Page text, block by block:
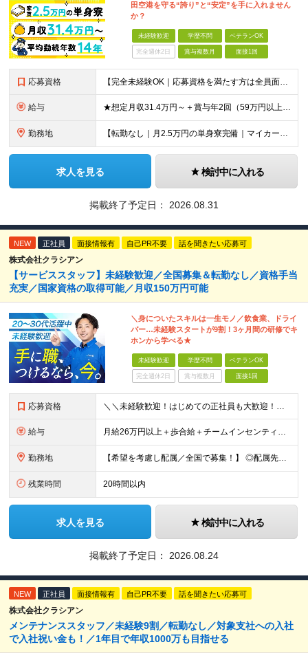
田空港を守る“誇り”と“安定”を手に入れません
か？
未経験歓迎 学歴不問 ベテランOK
完全週休2日 賞与複数月 面接1回
応募資格 【完全未経験OK｜応募資格を満たす方は全員面接！】 ◎学歴不問／前職不問／転職回数不問 ◎自動車免許・英語力なども一切不問 ◎58歳以下の方（長期のキャリア形成を図るため） ブランクがある方、正社員
給与 ★想定月収31.4万円～＋賞与年2回（59万円以上） ★入社お祝い金15万円支給 ★水道+光熱費無料の家賃がリーズナブルな社員寮(単身寮)あり！ 月給24万5000円以上(基本給21万1000円＋業
勤務地 【転勤なし｜月2.5万円の単身寮完備｜マイカー・バイク通勤OK】 成田空港または空港関連施設での勤務となります。 お住まいや希望を考慮し、千葉市美浜区・四街道市への配属となる場合もあります。 【本社
求人を見る 検討中に入れる
掲載終了予定日： 2026.08.31
NEW 正社員 面接情報有 自己PR不要 話を聞きたい応募可
株式会社クラシアン
【サービススタッフ】未経験歓迎／全国募集＆転勤なし／資格手当
充実／国家資格の取得可能／月収150万円可能
＼身についたスキルは一生モノ／飲食業、ドライ
バー…未経験スタートが9割！3ヶ月間の研修でキ
ホンから学べる★
未経験歓迎 学歴不問 ベテランOK
完全週休2日 賞与複数月 面接1回
応募資格 ＼＼未経験歓迎！はじめての正社員も大歓迎！／／ ★業種・職種未経験歓迎 ★学歴不問 ★社会人デビュー・フリーターOK ＜応募条件＞ ■普通自動車免許（AT限定可） ＊1人1台、社用車を貸与します。
給与 月給26万円以上＋歩合給＋チームインセンティブ＋諸手当＋残業代 ※上記は東京のみの月給です。 ┗その他エリアは、月給22万円以上となります。 ※経験・スキルを考慮の上、弊社規程により優遇いたします。
勤務地 【希望を考慮し配属／全国で募集！】 ◎配属先は希望考慮 ◎転勤なし！ ★関東 ■東京 板橋区/世⽥⾕区/練⾺区/⾜⽴区/⼤⽥区/江⼾川区/多摩市 ■千葉 千葉市/船橋市/柏市 ■神奈川 横浜市/厚⽊
残業時間 20時間以内
求人を見る 検討中に入れる
掲載終了予定日： 2026.08.24
NEW 正社員 面接情報有 自己PR不要 話を聞きたい応募可
株式会社クラシアン
メンテナンススタッフ／未経験9割／転勤なし／対象支社への入社
で入社祝い金も！／1年目で年収1000万も目指せる